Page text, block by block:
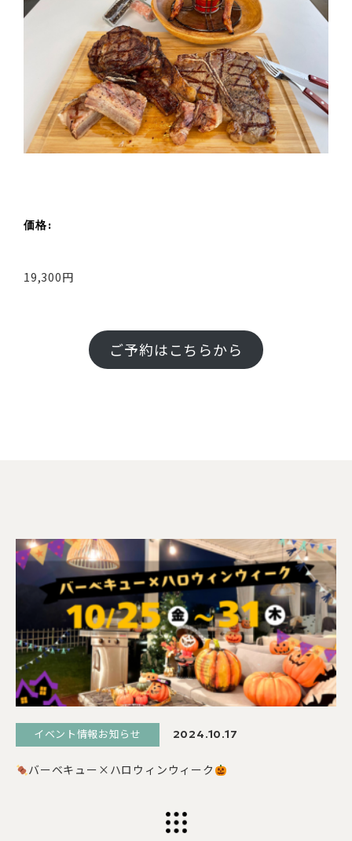
価格:
19,300円
ご予約はこちらから
イベント情報お知らせ 2024.10.17
バーベキュー×ハロウィンウィーク